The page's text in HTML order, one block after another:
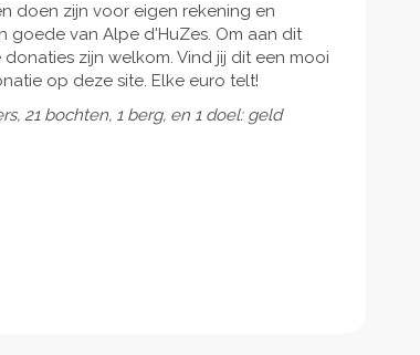
doen zijn voor eigen rekening en
goede van Alpe d'HuZes. Om aan dit
zijn welkom. Vind jij dit een mooi
op deze site. Elke euro telt!
21 bochten, 1 berg, en 1 doel: geld